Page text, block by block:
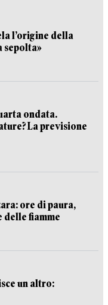
l’origine della
sepolta»
ondata.
La previsione
ore di paura,
delle fiamme
un altro: